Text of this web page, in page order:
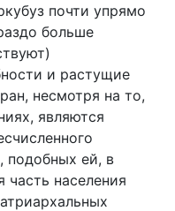
почти упрямо
больше
и растущие
несмотря на то,
являются
подобных ей, в
часть населения